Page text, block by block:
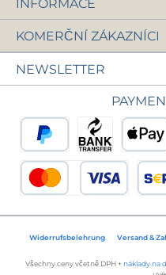
KOMERČNÍ ZÁKAZNÍCI
NEWSLETTER
Widerrufsbelehrung Versand &
Všechny ceny včetně DPH +náklady na